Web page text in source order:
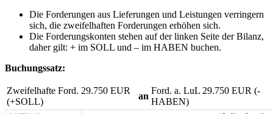
Die Forderungen aus Lieferungen und Leistungen verringern
sich, die zweifelhaften Forderungen erhöhen sich.
Die Forderungskonten stehen auf der linken Seite der Bilanz,
daher gilt: + im SOLL und – im HABEN buchen.
Buchungssatz:
Zweifelhafte Ford. 29.750 EUR
(+SOLL)
an
Ford. a. LuL 29.750 EUR (-
HABEN)